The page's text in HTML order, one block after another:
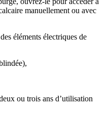
manuellement ou avec
éléments électriques de
ou trois ans d’utilisation